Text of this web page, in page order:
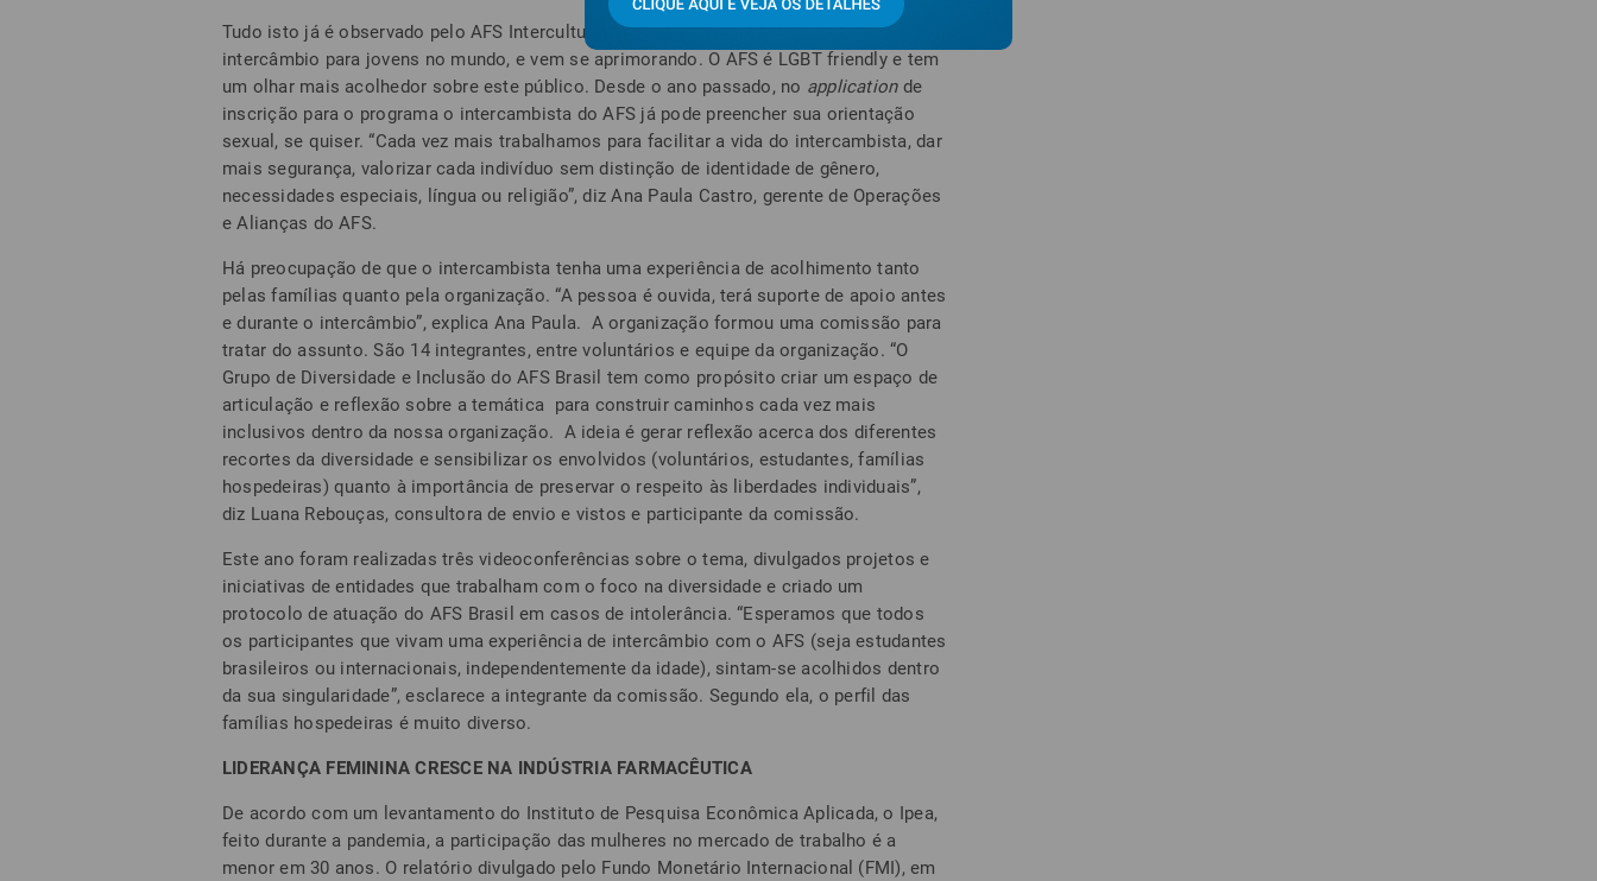
Tudo isto já é observado pelo AFS Intercultura Brasil, a mais antiga organização de
intercâmbio para jovens no mundo, e vem se aprimorando. O AFS é LGBT friendly e tem
um olhar mais acolhedor sobre este público. Desde o ano passado, no applicationde
inscrição para o programa o intercambista do AFS já pode preencher sua orientação
sexual, se quiser. “Cada vez mais trabalhamos para facilitar a vida do intercambista, dar
mais segurança, valorizar cada indivíduo sem distinção de identidade de gênero,
necessidades especiais, língua ou religião”, diz Ana Paula Castro, gerente de Operações
e Alianças do AFS.
Há preocupação de que o intercambista tenha uma experiência de acolhimento tanto
pelas famílias quanto pela organização. “A pessoa é ouvida, terá suporte de apoio antes
e durante o intercâmbio”, explica Ana Paula. A organização formou uma comissão para
tratar do assunto. São 14 integrantes, entre voluntários e equipe da organização. “O
Grupo de Diversidade e Inclusão do AFS Brasil tem como propósito criar um espaço de
articulação e reflexão sobre a temática para construir caminhos cada vez mais
inclusivos dentro da nossa organização. A ideia é gerar reflexão acerca dos diferentes
recortes da diversidade e sensibilizar os envolvidos (voluntários, estudantes, famílias
hospedeiras) quanto à importância de preservar o respeito às liberdades individuais”,
diz Luana Rebouças, consultora de envio e vistos e participante da comissão.
Este ano foram realizadas três videoconferências sobre o tema, divulgados projetos e
iniciativas de entidades que trabalham com o foco na diversidade e criado um
protocolo de atuação do AFS Brasil em casos de intolerância. “Esperamos que todos
os participantes que vivam uma experiência de intercâmbio com o AFS (seja estudantes
brasileiros ou internacionais, independentemente da idade), sintam-se acolhidos dentro
da sua singularidade”, esclarece a integrante da comissão. Segundo ela, o perfil das
famílias hospedeiras é muito diverso.
LIDERANÇA FEMININA CRESCE NA INDÚSTRIA FARMACÊUTICA
De acordo com um levantamento do Instituto de Pesquisa Econômica Aplicada, o Ipea,
feito durante a pandemia, a participação das mulheres no mercado de trabalho é a
menor em 30 anos. O relatório divulgado pelo Fundo Monetário Internacional (FMI), em